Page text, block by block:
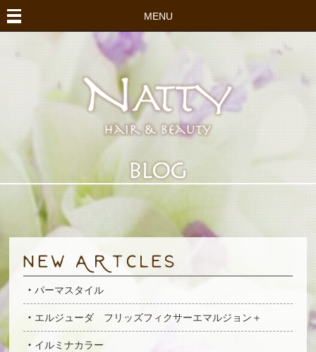
MENU
パーマスタイル
エルジューダ フリッズフィクサーエマルジョン＋
イルミナカラー